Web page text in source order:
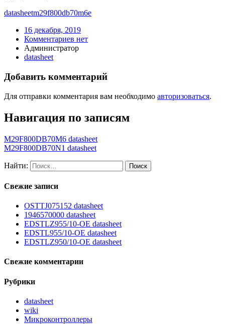
datasheetm29f800db70m6e
16 декабря, 2019
Комментариев нет
Администратор
datasheet
Добавить комментарий
Для отправки комментария вам необходимо авторизоваться.
Навигация по записям
M29F800DB70M6 datasheet
M29F800DB70N1 datasheet
Найти:
Свежие записи
OSTTJ075152 datasheet
1946570000 datasheet
EDSTLZ955/10-OE datasheet
EDSTL955/10-OE datasheet
EDSTLZ950/10-OE datasheet
Свежие комментарии
Рубрики
datasheet
wiki
Микроконтроллеры